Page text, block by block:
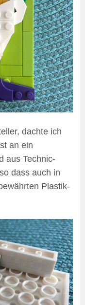
dachte ich
an ein
aus Technic-
dass auch in
Plastik-